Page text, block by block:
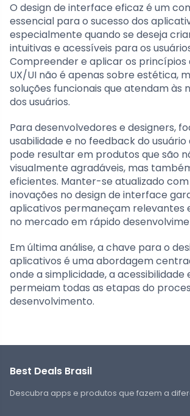
O design de interface eficaz é um
essencial para o sucesso dos
especialmente quando se deseja
intuitivas e acessíveis para os
Compreender e aplicar os princípios
UX/UI não é apenas sobre estética,
soluções funcionais que atendam às
dos usuários.
Para desenvolvedores e designers,
usabilidade e no feedback do usuário
pode resultar em produtos que são
visualmente agradáveis, mas
eficientes. Manter-se atualizado
inovações no design de interface
aplicativos permaneçam relevantes
no mercado em rápido
Em última análise, a chave para o
aplicativos é uma abordagem
onde a simplicidade, a acessibilidade
permeiam todas as etapas do
desenvolvimento.
Best Deals Brasil
Descubra apps e produtos que fazem a